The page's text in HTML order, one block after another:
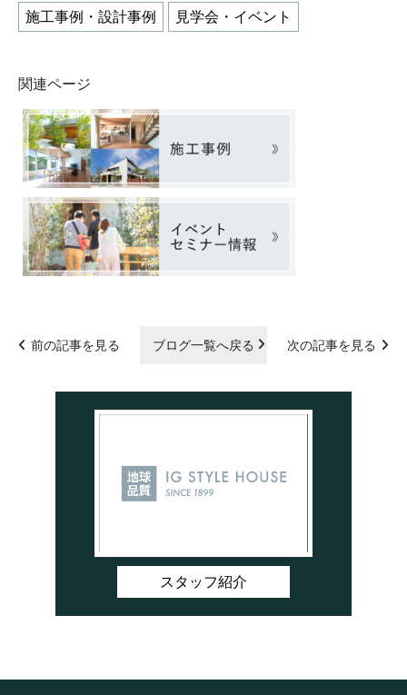
施工事例・設計事例 見学会・イベント
関連ページ
前の記事を見る ブログ一覧へ戻る 次の記事を見る
スタッフ紹介